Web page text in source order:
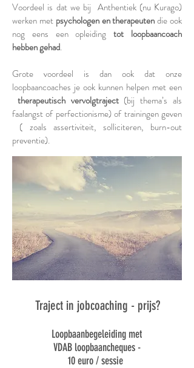
Voordeel is dat we bij Anthentiek (nu Kurago)
werken met psychologen en therapeutendie ook
nog eens een opleiding tot loopbaancoach
hebben gehad.
Grote voordeel is dan ook dat onze
loopbaancoaches je ook kunnen helpen met een
therapeutisch vervolgtraject(bij thema’s als
faalangst of perfectionisme) of trainingen geven
( zoals assertiviteit, solliciteren, burn-out
preventie).
Traject in jobcoaching - prijs?
Loopbaanbegeleiding met
VDAB loopbaancheques -
10 euro / sessie